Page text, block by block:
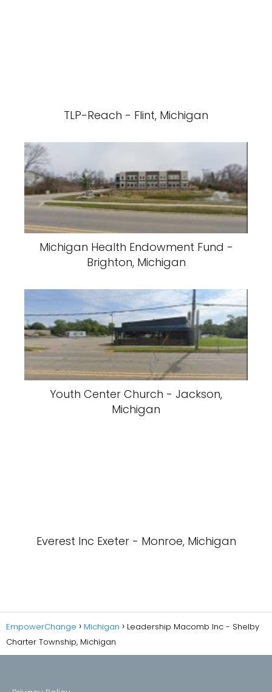
TLP-Reach - Flint, Michigan
Michigan Health Endowment Fund -
Brighton, Michigan
Youth Center Church - Jackson,
Michigan
Everest Inc Exeter - Monroe, Michigan
EmpowerChange Michigan
Leadership Macomb Inc - Shelby
Charter Township, Michigan